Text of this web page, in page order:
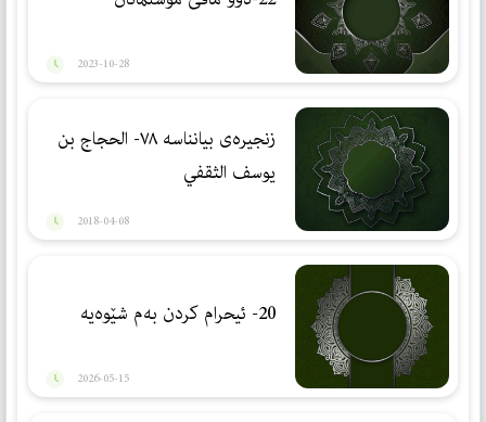
2023-10-28
زنجیرەی بیانناسە ٧٨- الحجاج بن
یوسف الثقفي
2018-04-08
20- ئیحرام كردن بەم شێوەیە
2026-05-15